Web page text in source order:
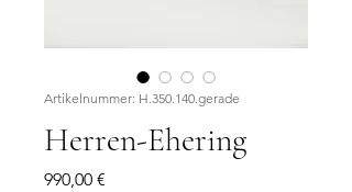
Artikelnummer: H.350.140.gerade
Herren-Ehering
990,00 €